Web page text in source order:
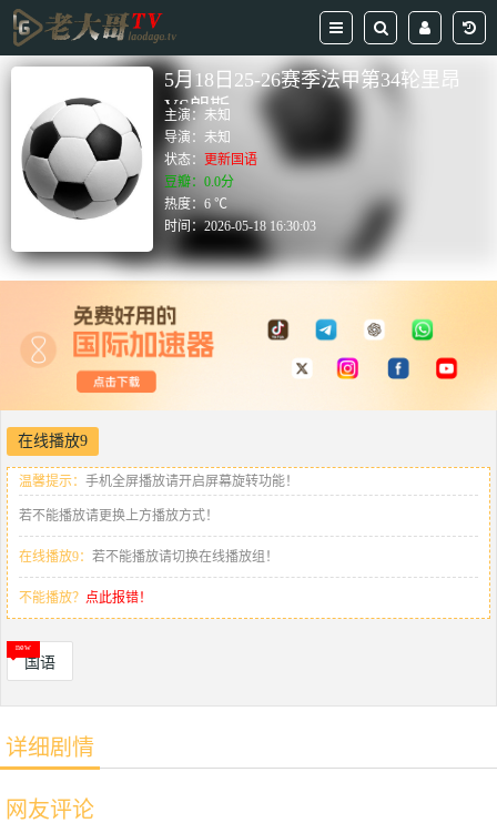
5月18日25-26赛季法甲第34轮里昂
VS朗斯
主演： 未知
导演：未知
状态： 更新国语
豆瓣：0.0分
热度：6 ℃
时间：2026-05-18 16:30:03
在线播放9
温馨提示： 手机全屏播放请开启屏幕旋转功能！
若不能播放请更换上方播放方式！
在线播放9： 若不能播放请切换在线播放组！
不能播放？ 点此报错！
国语
详细剧情
网友评论